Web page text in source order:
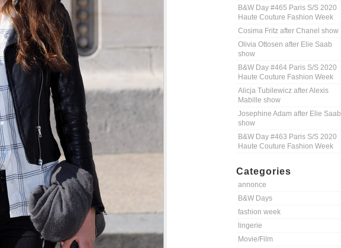
B&W Day #465 Paris S/S 2020
Haute Couture Fashion Week
Cosima Fritz after Chanel show
Olivia Ottosen after Elie Saab
show
B&W Day #464 Paris S/S 2020
Haute Couture Fashion Week
Alicja Tubilewicz after Alexis
Mabille show
Josephine Adam after Elie Saab
show
B&W Day #463 Paris S/S 2020
Haute Couture Fashion Week
Categories
annonce
B&W Days
fashion week
lingerie
Movie/Film